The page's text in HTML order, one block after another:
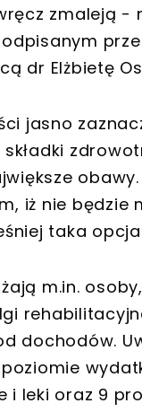
zmaleją -
dr Elżbietę
jasno
iż nie będzie
taka opcja
m.in.
dochodów.
i leki oraz 9